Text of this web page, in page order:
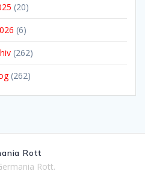
(20)
(6)
(262)
(262)
Rott
Rott.